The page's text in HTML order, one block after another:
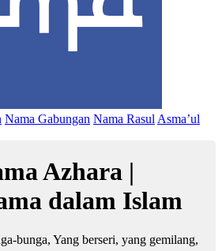
Nama Gabungan Nama Rasul Asma’ul
Azhara |
dalam Islam
bunga, Yang berseri, yang gemilang,